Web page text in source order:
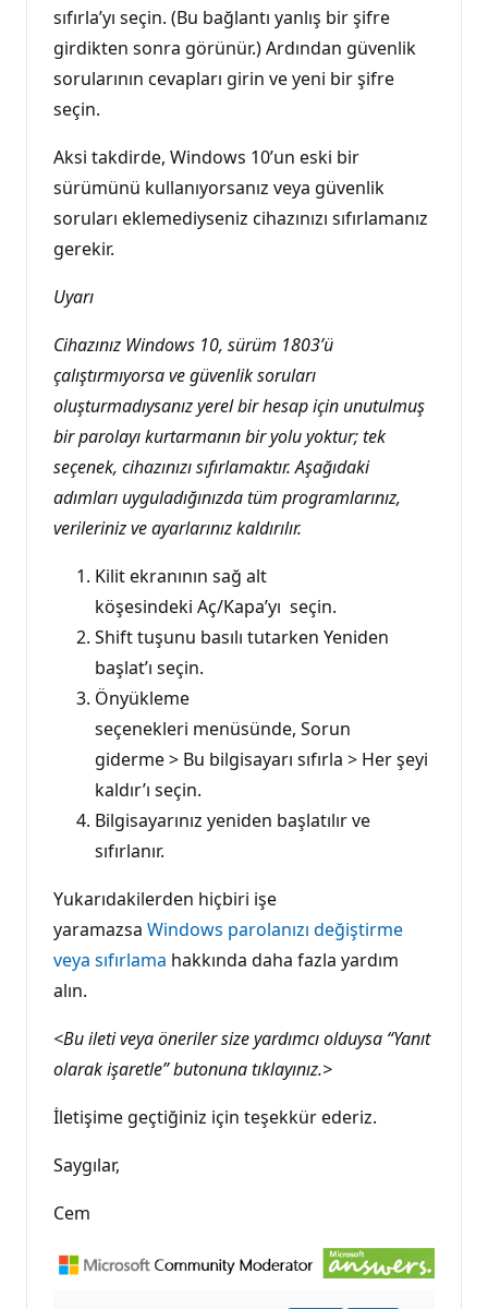
sıfırla’yı seçin. (Bu bağlantı yanlış bir şifre
girdikten sonra görünür.) Ardından güvenlik
sorularının cevapları girin ve yeni bir şifre
seçin.
Aksi takdirde, Windows 10’un eski bir
sürümünü kullanıyorsanız veya güvenlik
soruları eklemediyseniz cihazınızı sıfırlamanız
gerekir.
Uyarı
Cihazınız Windows 10, sürüm 1803’ü
çalıştırmıyorsa ve güvenlik soruları
oluşturmadıysanız yerel bir hesap için unutulmuş
bir parolayı kurtarmanın bir yolu yoktur; tek
seçenek, cihazınızı sıfırlamaktır. Aşağıdaki
adımları uyguladığınızda tüm programlarınız,
verileriniz ve ayarlarınız kaldırılır.
Kilit ekranının sağ alt
köşesindeki Aç/Kapa’yı seçin.
Shift tuşunu basılı tutarken Yeniden
başlat’ı seçin.
Önyükleme
seçenekleri menüsünde, Sorun
giderme > Bu bilgisayarı sıfırla > Her şeyi
kaldır’ı seçin.
Bilgisayarınız yeniden başlatılır ve
sıfırlanır.
Yukarıdakilerden hiçbiri işe
yaramazsa Windows parolanızı değiştirme
veya sıfırlama hakkında daha fazla yardım
alın.
<Bu ileti veya öneriler size yardımcı olduysa “Yanıt
olarak işaretle” butonuna tıklayınız.>
İletişime geçtiğiniz için teşekkür ederiz.
Saygılar,
Cem